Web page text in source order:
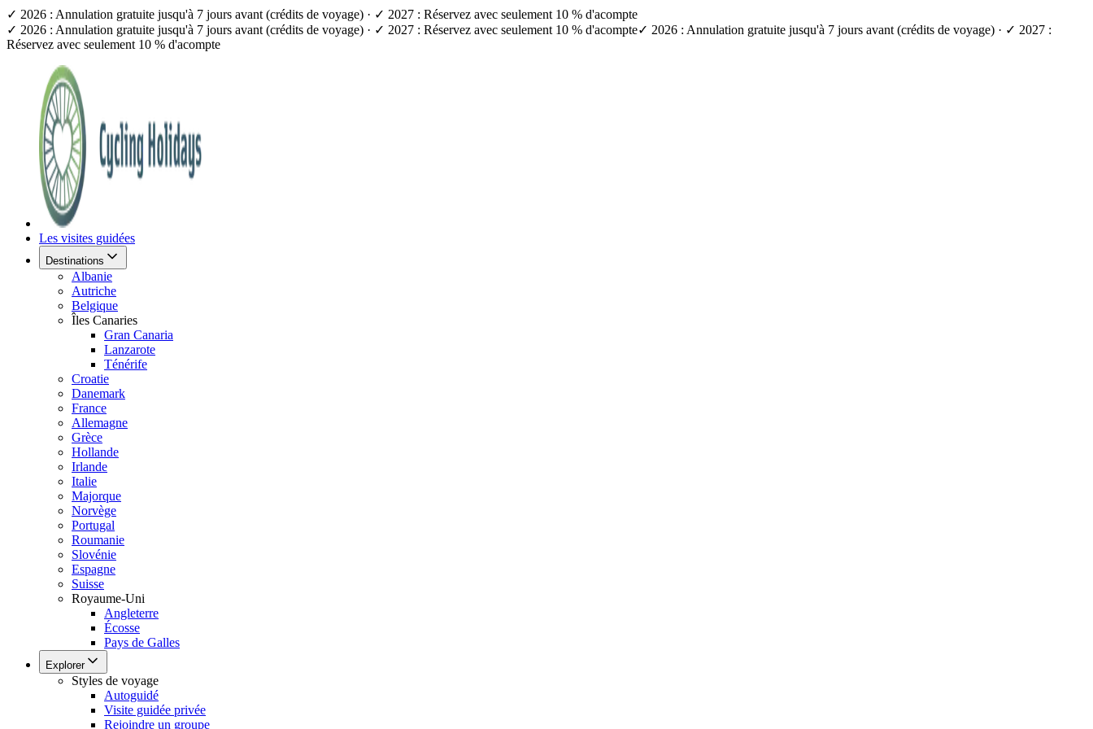
✓ 2026 : Annulation gratuite jusqu'à 7 jours avant (crédits de voyage) · ✓ 2027 : Réservez avec seulement 10 % d'acompte
✓ 2026 : Annulation gratuite jusqu'à 7 jours avant (crédits de voyage) · ✓ 2027 : Réservez avec seulement 10 % d'acompte✓ 2026 : Annulation gratuite jusqu'à 7 jours avant (crédits de voyage) · ✓ 2027 :
Réservez avec seulement 10 % d'acompte
Les visites guidées
Destinations
Albanie
Autriche
Belgique
Îles Canaries
Gran Canaria
Lanzarote
Ténérife
Croatie
Danemark
France
Allemagne
Grèce
Hollande
Irlande
Italie
Majorque
Norvège
Portugal
Roumanie
Slovénie
Espagne
Suisse
Royaume-Uni
Angleterre
Écosse
Pays de Galles
Explorer
Styles de voyage
Autoguidé
Visite guidée privée
Rejoindre un groupe